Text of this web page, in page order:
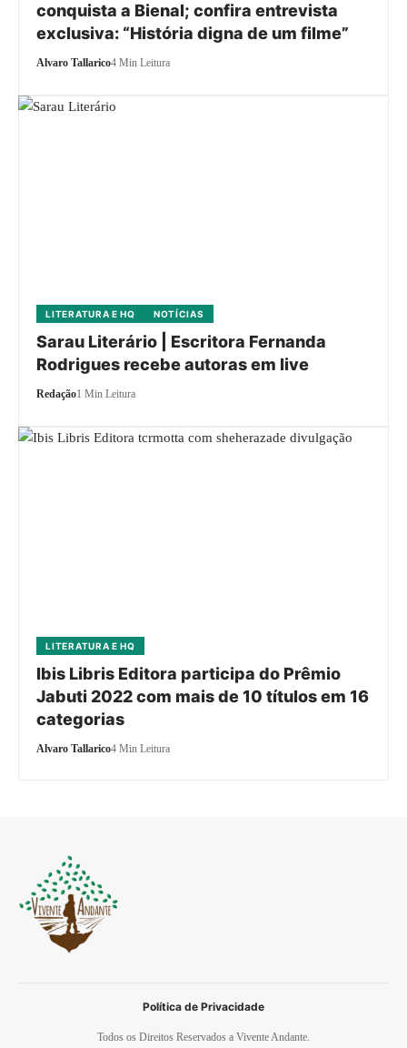
conquista a Bienal; confira entrevista
exclusiva: “História digna de um filme”
Alvaro Tallarico4 Min Leitura
LITERATURA E HQ NOTÍCIAS
Sarau Literário | Escritora Fernanda
Rodrigues recebe autoras em live
Redação1 Min Leitura
LITERATURA E HQ
Ibis Libris Editora participa do Prêmio
Jabuti 2022 com mais de 10 títulos em 16
categorias
Alvaro Tallarico4 Min Leitura
Todos os Direitos Reservados a Vivente Andante.
Política de Privacidade